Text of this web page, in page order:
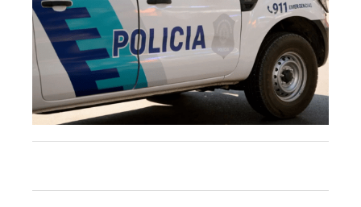
Tendencia
Int.
General
Política
Rural